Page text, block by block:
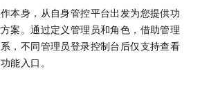
本身，从自身管控平台出发为您提供功
案。通过定义管理员和角色，借助管理
，不同管理员登录控制台后仅支持查看
能入口。